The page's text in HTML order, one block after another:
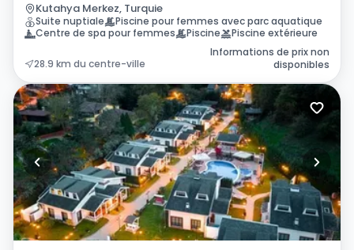
Kutahya Merkez, Turquie
Suite nuptiale
Piscine pour femmes avec parc aquatique
Centre de spa pour femmes
Piscine Piscine extérieure
28.9 km du centre-ville
Informations de prix non
disponibles